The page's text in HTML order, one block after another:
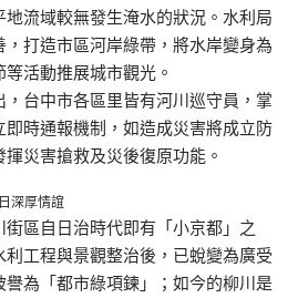
流域較無發生淹水的狀況。水利局
打造市區河岸綠帶，將水岸變身為
活動推展城市觀光。
台中市各區里皆有河川巡守員，掌
時通報機制，如造成災害將成立防
災害搶救及災後復原功能。
深厚情誼
區自日治時代即有「小京都」之
工程與景觀整治後，已蛻變為廣受
為「都市綠項鍊」；如今的柳川是